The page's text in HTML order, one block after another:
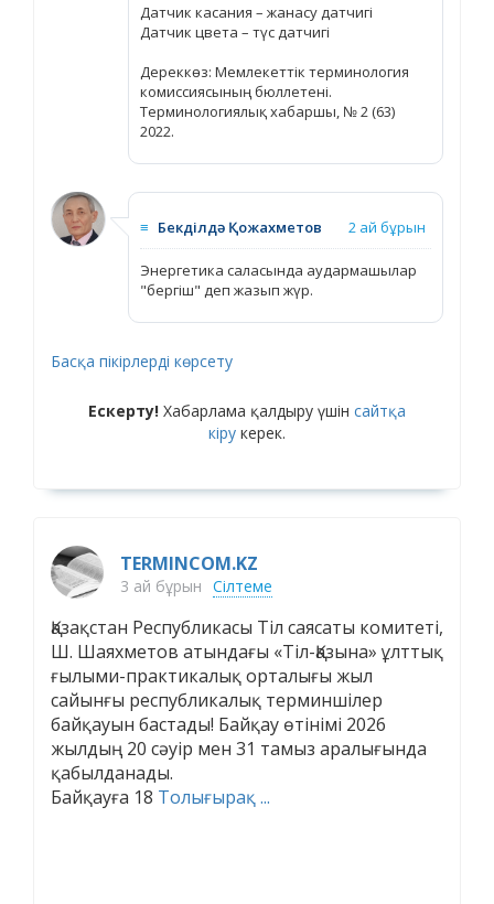
Датчик касания – жанасу датчигі
Датчик цвета – түс датчигі
Дереккөз: Мемлекеттік терминология
комиссиясының бюллетені.
Терминологиялық хабаршы, № 2 (63)
2022.
≡ Бекділдә Қожахметов 2 ай бұрын
Энергетика саласында аудармашылар
"бергіш" деп жазып жүр.
Басқа пікірлерді көрсету
Ескерту! Хабарлама қалдыру үшін сайтқа
кіру керек.
TERMINCOM.KZ
3 ай бұрын Сілтеме
Қазақстан Республикасы Тіл саясаты комитеті,
Ш. Шаяхметов атындағы «Тіл-Қазына» ұлттық
ғылыми-практикалық орталығы жыл
сайынғы республикалық терминшілер
байқауын бастады! Байқау өтінімі 2026
жылдың 20 сәуір мен 31 тамыз аралығында
қабылданады.
Байқауға 18 Толығырақ ...